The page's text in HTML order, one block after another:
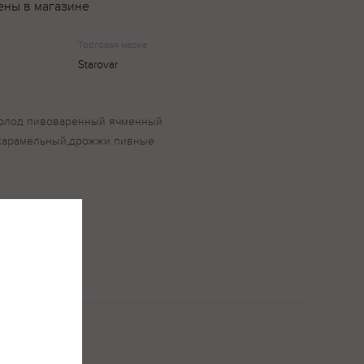
в магазине
Торговая марка
Starovar
пивоваренный ячменный
пивные